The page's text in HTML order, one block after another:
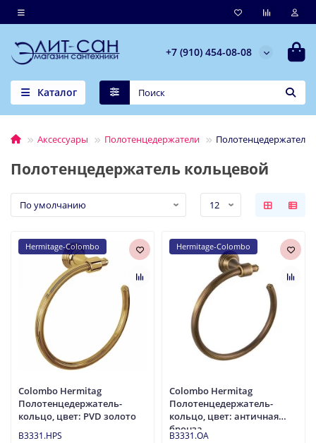
+7 (910) 454-08-08
Каталог
Аксессуары Полотенцедержатели Полотенцедержатель
Полотенцедержатель кольцевой
Hermitage-Colombo
Colombo Hermitag
Полотенцедержатель-
кольцо, цвет: PVD золото
B3331.HPS
Hermitage-Colombo
Colombo Hermitag
Полотенцедержатель-
кольцо, цвет: античная
бронза
B3331.OA